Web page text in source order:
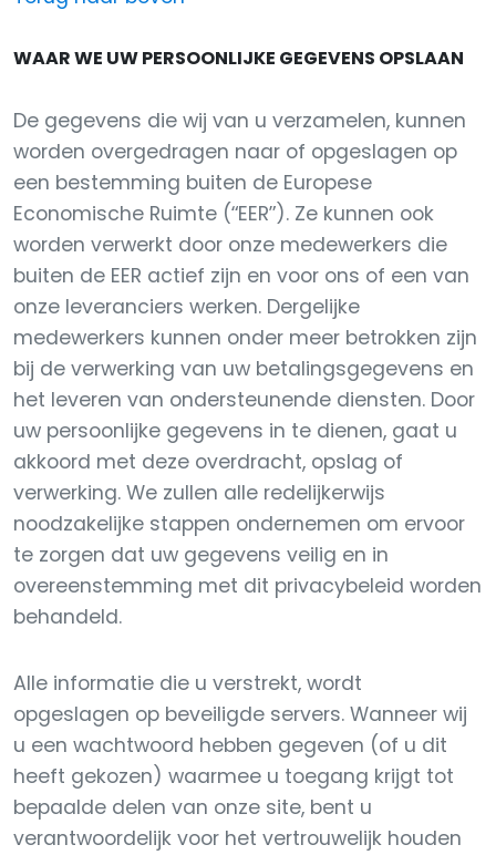
WAAR WE UW PERSOONLIJKE GEGEVENS OPSLAAN
De gegevens die wij van u verzamelen, kunnen
worden overgedragen naar of opgeslagen op
een bestemming buiten de Europese
Economische Ruimte (“EER”). Ze kunnen ook
worden verwerkt door onze medewerkers die
buiten de EER actief zijn en voor ons of een van
onze leveranciers werken. Dergelijke
medewerkers kunnen onder meer betrokken zijn
bij de verwerking van uw betalingsgegevens en
het leveren van ondersteunende diensten. Door
uw persoonlijke gegevens in te dienen, gaat u
akkoord met deze overdracht, opslag of
verwerking. We zullen alle redelijkerwijs
noodzakelijke stappen ondernemen om ervoor
te zorgen dat uw gegevens veilig en in
overeenstemming met dit privacybeleid worden
behandeld.
Alle informatie die u verstrekt, wordt
opgeslagen op beveiligde servers. Wanneer wij
u een wachtwoord hebben gegeven (of u dit
heeft gekozen) waarmee u toegang krijgt tot
bepaalde delen van onze site, bent u
verantwoordelijk voor het vertrouwelijk houden